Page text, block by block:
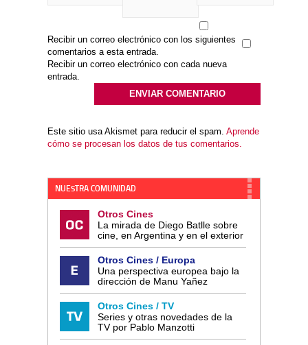
Recibir un correo electrónico con los siguientes
comentarios a esta entrada.
Recibir un correo electrónico con cada nueva
entrada.
Este sitio usa Akismet para reducir el spam. Aprende
cómo se procesan los datos de tus comentarios.
NUESTRA COMUNIDAD
Otros Cines
La mirada de Diego Batlle sobre
cine, en Argentina y en el exterior
Otros Cines / Europa
Una perspectiva europea bajo la
dirección de Manu Yañez
Otros Cines / TV
Series y otras novedades de la
TV por Pablo Manzotti